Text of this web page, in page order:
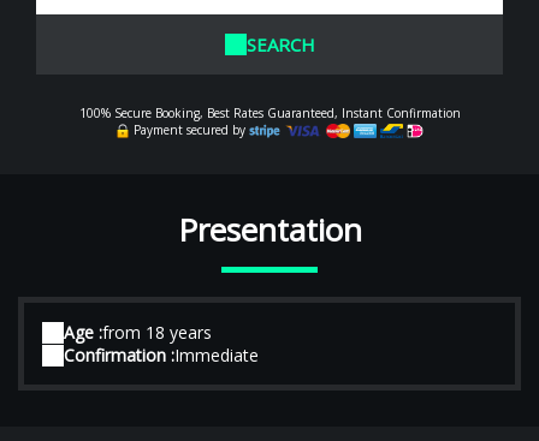
SEARCH
100% Secure Booking, Best Rates Guaranteed, Instant Confirmation
Payment secured by
Presentation
Age :from 18 years
Confirmation :Immediate